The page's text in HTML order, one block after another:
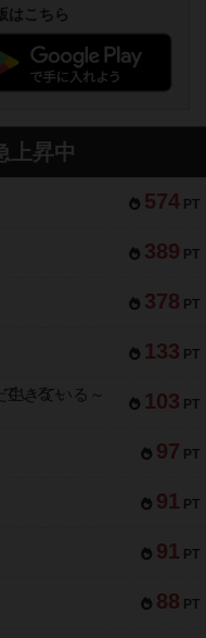
はこちら
上昇中
574 PT
389 PT
378 PT
133 PT
103 PT
きている～
97 PT
91 PT
91 PT
88 PT